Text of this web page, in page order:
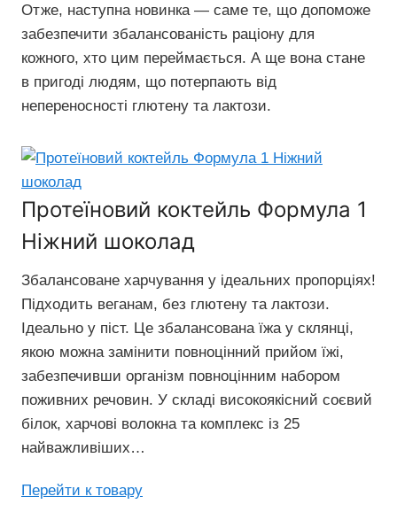
Отже, наступна новинка — саме те, що допоможе
забезпечити збалансованість раціону для
кожного, хто цим переймається. А ще вона стане
в пригоді людям, що потерпають від
непереносності глютену та лактози.
Протеїновий коктейль Формула 1
Ніжний шоколад
Збалансоване харчування у ідеальних пропорціях!
Підходить веганам, без глютену та лактози.
Ідеально у піст. Це збалансована їжа у склянці,
якою можна замінити повноцінний прийом їжі,
забезпечивши організм повноцінним набором
поживних речовин. У складі високоякісний соєвий
білок, харчові волокна та комплекс із 25
найважливіших…
Перейти к товару